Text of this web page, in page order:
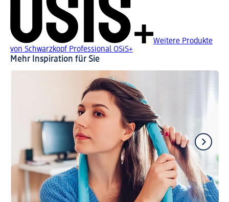
Weitere Produkte
von Schwarzkopf Professional OSiS+
Mehr Inspiration für Sie